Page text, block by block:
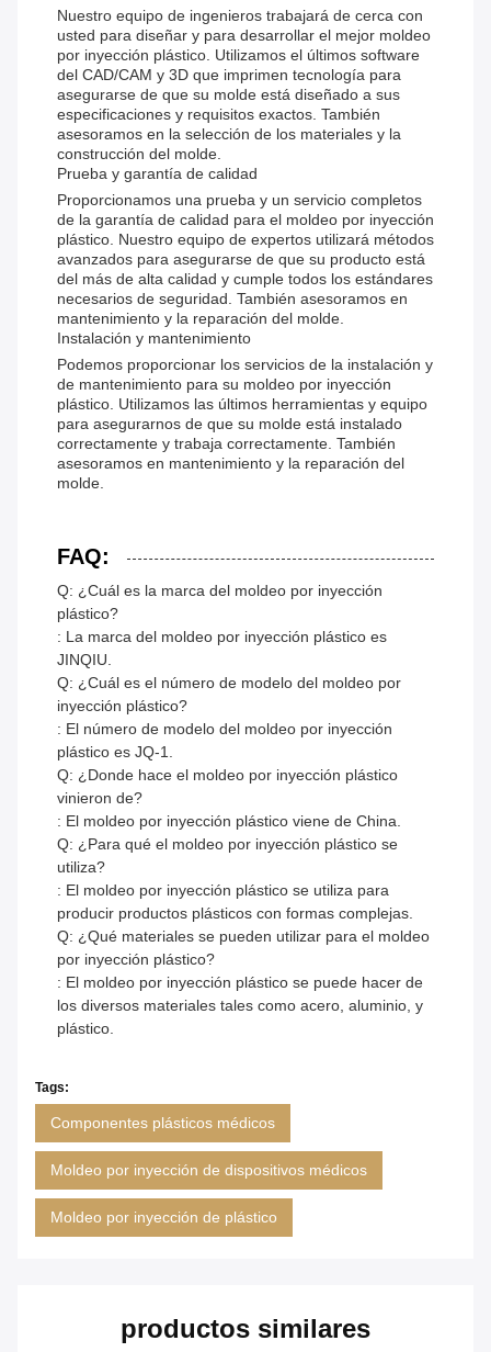
Nuestro equipo de ingenieros trabajará de cerca con
usted para diseñar y para desarrollar el mejor moldeo
por inyección plástico. Utilizamos el últimos software
del CAD/CAM y 3D que imprimen tecnología para
asegurarse de que su molde está diseñado a sus
especificaciones y requisitos exactos. También
asesoramos en la selección de los materiales y la
construcción del molde.
Prueba y garantía de calidad
Proporcionamos una prueba y un servicio completos
de la garantía de calidad para el moldeo por inyección
plástico. Nuestro equipo de expertos utilizará métodos
avanzados para asegurarse de que su producto está
del más de alta calidad y cumple todos los estándares
necesarios de seguridad. También asesoramos en
mantenimiento y la reparación del molde.
Instalación y mantenimiento
Podemos proporcionar los servicios de la instalación y
de mantenimiento para su moldeo por inyección
plástico. Utilizamos las últimos herramientas y equipo
para asegurarnos de que su molde está instalado
correctamente y trabaja correctamente. También
asesoramos en mantenimiento y la reparación del
molde.
FAQ:
Q: ¿Cuál es la marca del moldeo por inyección
plástico?
: La marca del moldeo por inyección plástico es
JINQIU.
Q: ¿Cuál es el número de modelo del moldeo por
inyección plástico?
: El número de modelo del moldeo por inyección
plástico es JQ-1.
Q: ¿Donde hace el moldeo por inyección plástico
vinieron de?
: El moldeo por inyección plástico viene de China.
Q: ¿Para qué el moldeo por inyección plástico se
utiliza?
: El moldeo por inyección plástico se utiliza para
producir productos plásticos con formas complejas.
Q: ¿Qué materiales se pueden utilizar para el moldeo
por inyección plástico?
: El moldeo por inyección plástico se puede hacer de
los diversos materiales tales como acero, aluminio, y
plástico.
Tags:
Componentes plásticos médicos
Moldeo por inyección de dispositivos médicos
Moldeo por inyección de plástico
productos similares